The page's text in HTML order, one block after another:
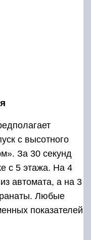
с высотного
За 30 секунд
с 5 этажа. На 4
автомата, а на 3
Любые
показателей